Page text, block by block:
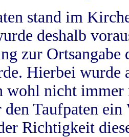
stand im
deshalb
zur
Hierbei wurde
wohl nicht
Taufpaten
Richtigkeit